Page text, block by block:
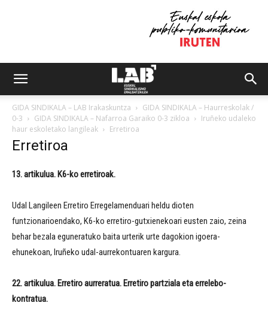
GIDA SINDIKALA – LAB Irakaskuntza
GIDA SINDIKALA – Haurreskolak /
0-3
GIDA SINDIKALA – Nafarroa Garaiko 0-3 zikloa
Iruñeko udaleko
haur eskoletako langileak
Erretiroa
Erretiroa
13. artikulua. K6-ko erretiroak.
Udal Langileen Erretiro Erregelamenduari heldu dioten
funtzionarioendako, K6-ko erretiro-gutxienekoari eusten zaio, zeina
behar bezala eguneratuko baita urterik urte dagokion igoera-
ehunekoan, Iruñeko udal-aurrekontuaren kargura.
22. artikulua. Erretiro aurreratua. Erretiro partziala eta errelebo-
kontratua.